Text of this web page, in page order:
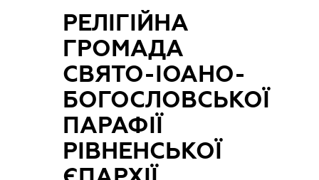
РЕЛІГІЙНА
ГРОМАДА
СВЯТО-ІОАНО-
БОГОСЛОВСЬКОЇ
ПАРАФІЇ
РІВНЕНСЬКОЇ